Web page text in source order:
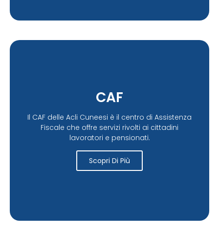
CAF
Il CAF delle Acli Cuneesi è il centro di Assistenza
Fiscale che offre servizi rivolti ai cittadini
lavoratori e pensionati.
Scopri Di Più